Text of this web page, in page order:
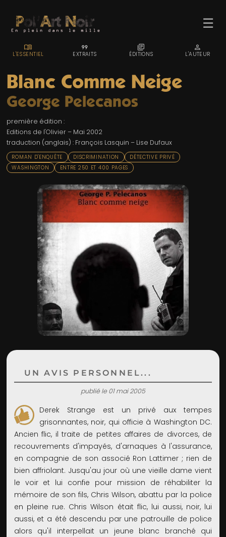
☰
ACCUEIL
TROMBINO
INDEX
RECHERCHE
LIENS & FESTIVALS
UN POLAR AU HASARD
Blanc Comme Neige
George Pelecanos
première édition :
Editions de l'Olivier – Mai 2002
traduction (anglais) : François Lasquin – Lise Dufaux
ROMAN D'ENQUÊTE DISCRIMINATION
DÉTECTIVE PRIVÉ
WASHINGTON
ENTRE 250 ET 400 PAGES
UN AVIS PERSONNEL...
publié le 01 mai 2005
Derek Strange est un privé aux tempes
grisonnantes, noir, qui officie à Washington DC.
Ancien flic, il traite de petites affaires de divorces, de
recouvrements d'impayés, d'arnaques à l'assurance,
en compagnie de son associé Ron Lattimer ; rien de
bien affriolant. Jusqu'au jour où une vieille dame vient
le voir et lui confie pour mission de réhabiliter la
mémoire de son fils, Chris Wilson, abattu par la police
en pleine rue. Chris Wilson était flic, lui aussi, noir, lui
aussi, et a été descendu par une patrouille de police
alors qu'il interpellait un jeune blanc branché qui
MENU_BOOK
L'ESSENTIEL
FORMAT_QUOTE
EXTRAITS
LIBRARY_BOOKS
ÉDITIONS
PERSON
L'AUTEUR